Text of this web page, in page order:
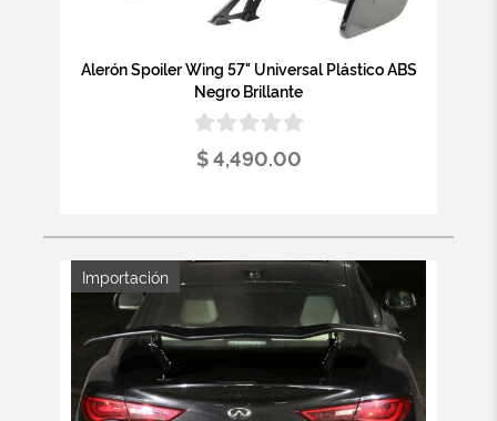
Alerón Spoiler Wing 57" Universal Plástico ABS
Negro Brillante
$ 4,490.00
Importación